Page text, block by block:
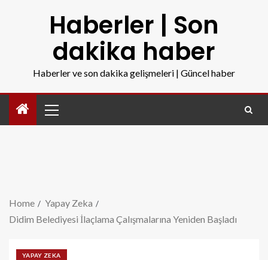
Haberler | Son
dakika haber
Haberler ve son dakika gelişmeleri | Güncel haber
Home
Yapay Zeka
Didim Belediyesi İlaçlama Çalışmalarına Yeniden Başladı
YAPAY ZEKA